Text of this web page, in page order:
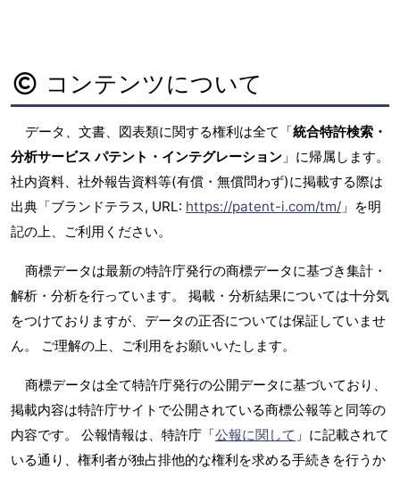
コンテンツについて
データ、文書、図表類に関する権利は全て「統合特許検索・
分析サービス パテント・インテグレーション 」に帰属します。
社内資料、社外報告資料等(有償・無償問わず)に掲載する際は
出典「ブランドテラス, URL: https://patent-i.com/tm/ 」を明
記の上、ご利用ください。
商標データは最新の特許庁発行の商標データに基づき集計・
解析・分析を行っています。 掲載・分析結果については十分気
をつけておりますが、データの正否については保証していませ
ん。 ご理解の上、ご利用をお願いいたします。
商標データは全て特許庁発行の公開データに基づいており、
掲載内容は特許庁サイトで公開されている商標公報等と同等の
内容です。 公報情報は、特許庁「公報に関して 」に記載されて
いる通り、権利者が独占排他的な権利を求める手続きを行うか